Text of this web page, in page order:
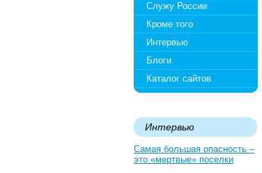
Служу России
Кроме того
Интервью
Блоги
Каталог сайтов
Интервью
Самая большая опасность –
это «мертвые» поселки